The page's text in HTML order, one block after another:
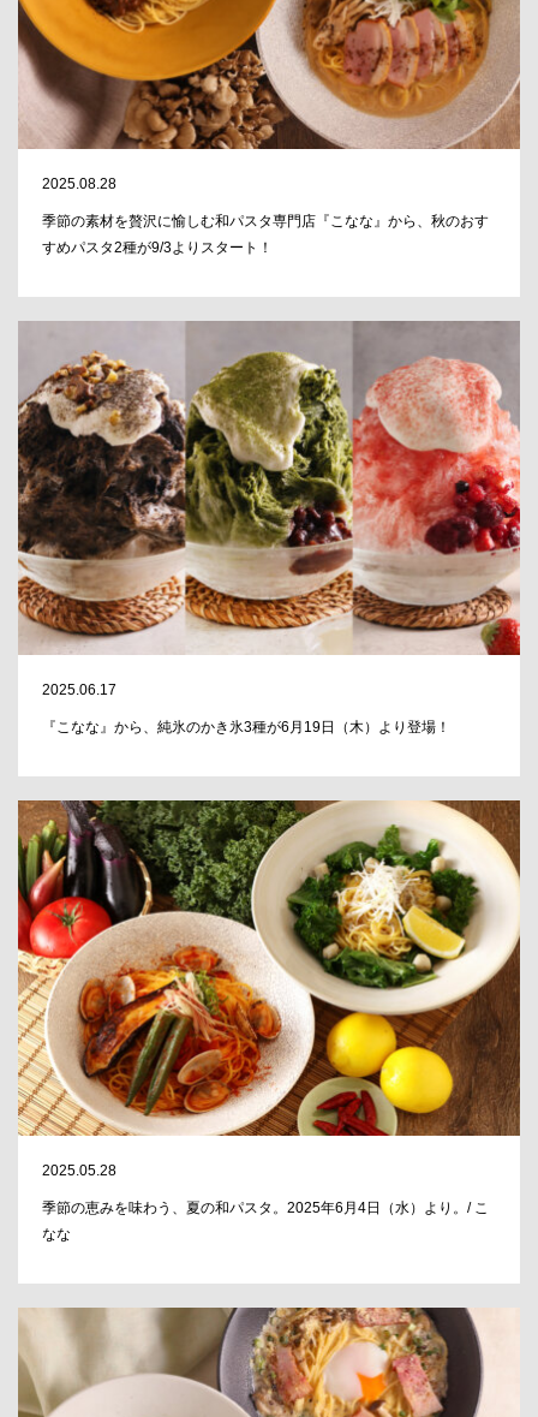
2025.08.28
季節の素材を贅沢に愉しむ和パスタ専門店『こなな』から、秋のおす
すめパスタ2種が9/3よりスタート！
2025.06.17
『こなな』から、純氷のかき氷3種が6月19日（木）より登場！
2025.05.28
季節の恵みを味わう、夏の和パスタ。2025年6月4日（水）より。/ こ
なな